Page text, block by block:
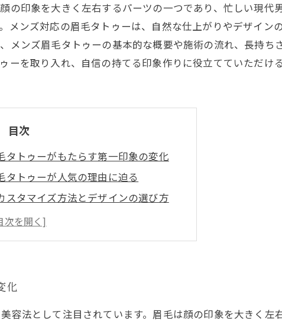
印象を大きく左右するパーツの一つであり、忙しい現代
ンズ対応の眉毛タトゥーは、自然な仕上がりやデザイン
ンズ眉毛タトゥーの基本的な概要や施術の流れ、長持ち
を取り入れ、自信の持てる印象作りに役立てていただける
目次
タトゥーがもたらす第一印象の変化
トゥーが人気の理由に迫る
スタマイズ方法とデザインの選び方
眉毛タトゥーのメンテナンスガイド
ンズ眉毛タトゥーで変わる日常の風景
眉毛タトゥーの基本と注意点まとめ
化
容法として注目されています。眉毛は顔の印象を大きく左